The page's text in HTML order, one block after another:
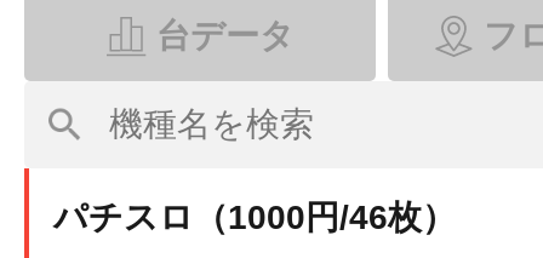
台データ フ
パチスロ（1000円/46枚）